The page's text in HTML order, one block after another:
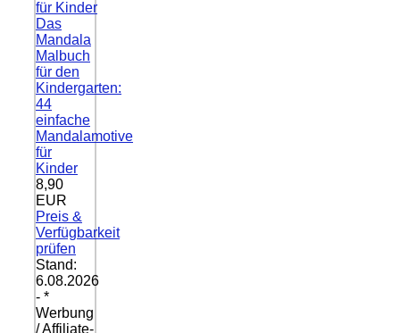
Das
Mandala
Malbuch
für den
Kindergarten:
44
einfache
Mandalamotive
für
Kinder
8,90
EUR
Preis &
Verfügbarkeit
prüfen
Stand:
6.08.2026
- *
Werbung
/ Affiliate-